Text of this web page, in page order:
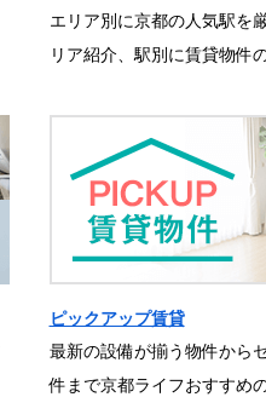
エリア別に京都の人気駅を
リア紹介、駅別に賃貸物件
ピックアップ賃貸
最新の設備が揃う物件から
件まで京都ライフおすすめ